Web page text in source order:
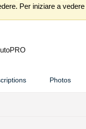
Per iniziare a
Photos